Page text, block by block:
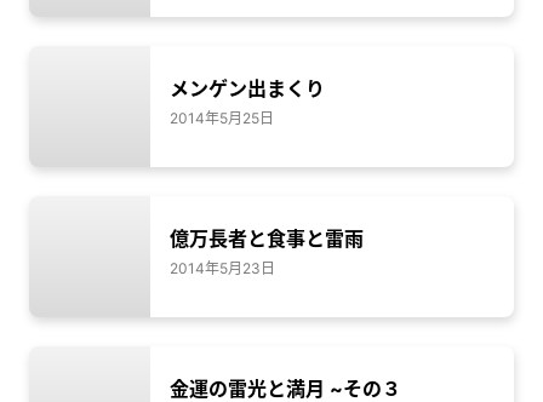
メンゲン出まくり
2014年5月25日
億万長者と食事と雷雨
2014年5月23日
金運の雷光と満月 ~その３